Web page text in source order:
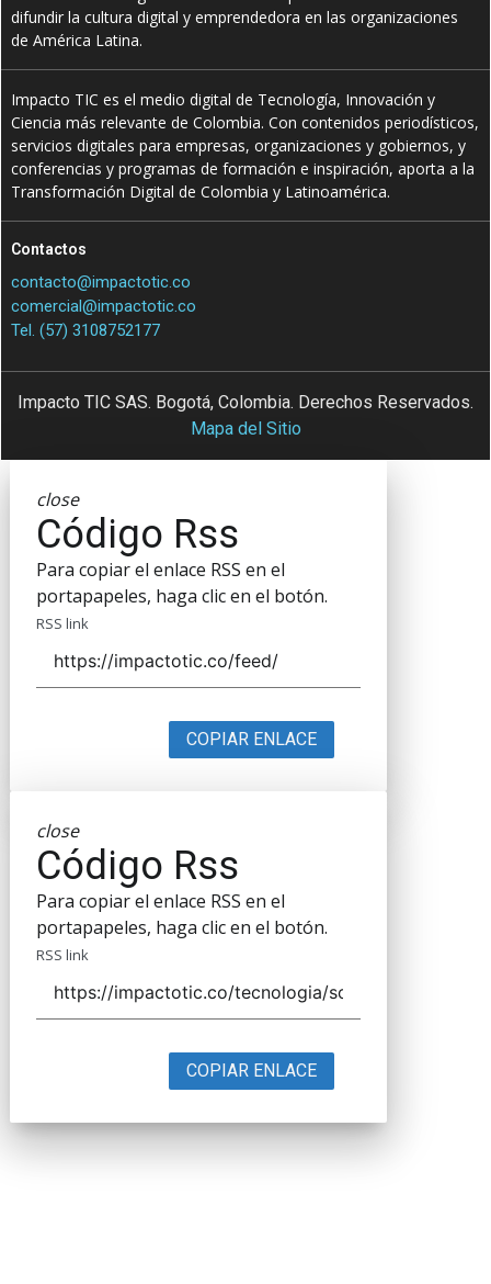
difundir la cultura digital y emprendedora en las organizaciones
de América Latina.
Impacto TIC es el medio digital de Tecnología, Innovación y
Ciencia más relevante de Colombia. Con contenidos periodísticos,
servicios digitales para empresas, organizaciones y gobiernos, y
conferencias y programas de formación e inspiración, aporta a la
Transformación Digital de Colombia y Latinoamérica.
Contactos
contacto@impactotic.co
comercial@impactotic.co
Tel. (57) 3108752177
Impacto TIC SAS. Bogotá, Colombia. Derechos Reservados.
Mapa del Sitio
close
Código Rss
Para copiar el enlace RSS en el
portapapeles, haga clic en el botón.
RSS link
COPIAR ENLACE
close
Código Rss
Para copiar el enlace RSS en el
portapapeles, haga clic en el botón.
RSS link
COPIAR ENLACE